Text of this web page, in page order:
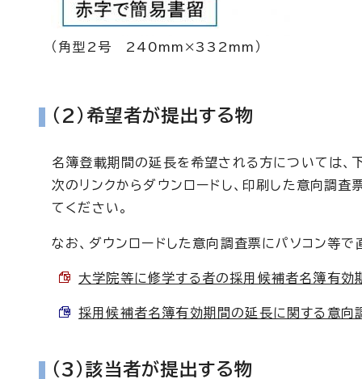
（角型2号 240mm×332mm）
（2）希望者が提出する物
名簿登載期間の延長を希望される方については、
次のリンクからダウンロードし、印刷した意向調
てください。
なお、ダウンロードした意向調査票にパソコン等
大学院等に修学する者の採用候補者名簿有
採用候補者名簿有効期間の延長に関する意
（3）該当者が提出する物